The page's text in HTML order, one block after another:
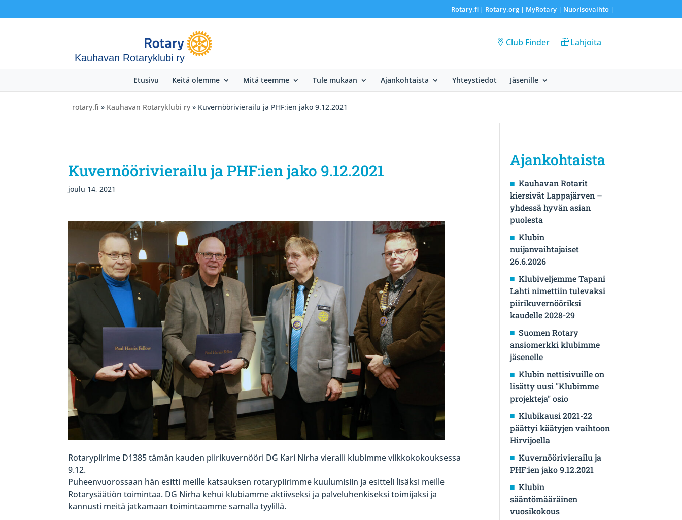
Rotary.fi| Rotary.org| MyRotary | Nuorisovaihto|
Kauhavan Rotaryklubi ry
Club Finder Lahjoita
Etusivu Keitä olemme Mitä teemme Tule mukaan Ajankohtaista Yhteystiedot Jäsenille
rotary.fi » Kauhavan Rotaryklubi ry » Kuvernöörivierailu ja PHF:ien jako 9.12.2021
Kuvernöörivierailu ja PHF:ien jako 9.12.2021
joulu 14, 2021
Rotarypiirime D1385 tämän kauden piirikuvernööri DG Kari Nirha vieraili klubimme viikkokokouksessa
9.12.
Puheenvuorossaan hän esitti meille katsauksen rotarypiirimme kuulumisiin ja esitteli lisäksi meille
Rotarysäätiön toimintaa. DG Nirha kehui klubiamme aktiivseksi ja palveluhenkiseksi toimijaksi ja
kannusti meitä jatkamaan toimintaamme samalla tyylillä.
Ajankohtaista
Kauhavan Rotarit
kiersivät Lappajärven –
yhdessä hyvän asian
puolesta
Klubin
nuijanvaihtajaiset
26.6.2026
Klubiveljemme Tapani
Lahti nimettiin tulevaksi
piirikuvernööriksi
kaudelle 2028-29
Suomen Rotary
ansiomerkki klubimme
jäsenelle
Klubin nettisivuille on
lisätty uusi "Klubimme
projekteja" osio
Klubikausi 2021-22
päättyi käätyjen vaihtoon
Hirvijoella
Kuvernöörivierailu ja
PHF:ien jako 9.12.2021
Klubin
sääntömääräinen
vuosikokous